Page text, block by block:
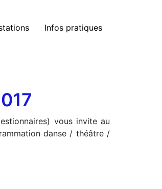
Infos pratiques
vous invite au
danse / théâtre /